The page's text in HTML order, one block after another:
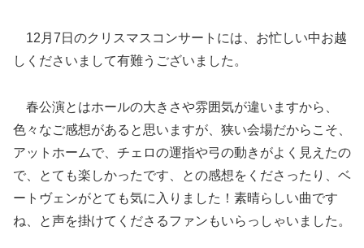
12月7日のクリスマスコンサートには、お忙しい中お越
しくださいまして有難うございました。
春公演とはホールの大きさや雰囲気が違いますから、
色々なご感想があると思いますが、狭い会場だからこそ、
アットホームで、チェロの運指や弓の動きがよく見えたの
で、とても楽しかったです、との感想をくださったり、ベ
ートヴェンがとても気に入りました！素晴らしい曲です
ね、と声を掛けてくださるファンもいらっしゃいました。